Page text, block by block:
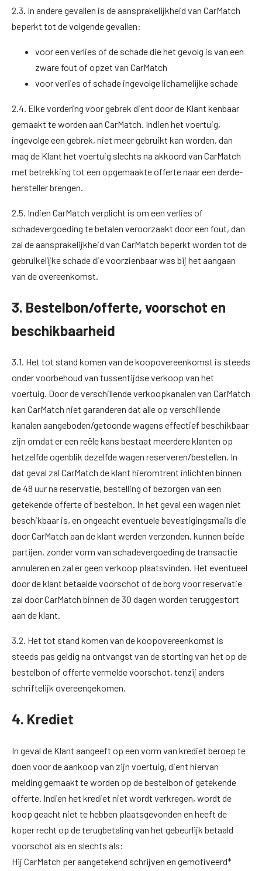
2.3. In andere gevallen is de aansprakelijkheid van CarMatch
beperkt tot de volgende gevallen:
voor een verlies of de schade die het gevolg is van een
zware fout of opzet van CarMatch
voor verlies of schade ingevolge lichamelijke schade
2.4. Elke vordering voor gebrek dient door de Klant kenbaar
gemaakt te worden aan CarMatch. Indien het voertuig,
ingevolge een gebrek, niet meer gebruikt kan worden, dan
mag de Klant het voertuig slechts na akkoord van CarMatch
met betrekking tot een opgemaakte offerte naar een derde-
hersteller brengen.
2.5. Indien CarMatch verplicht is om een verlies of
schadevergoeding te betalen veroorzaakt door een fout, dan
zal de aansprakelijkheid van CarMatch beperkt worden tot de
gebruikelijke schade die voorzienbaar was bij het aangaan
van de overeenkomst.
3. Bestelbon/offerte, voorschot en
beschikbaarheid
3.1. Het tot stand komen van de koopovereenkomst is steeds
onder voorbehoud van tussentijdse verkoop van het
voertuig. Door de verschillende verkoopkanalen van CarMatch
kan CarMatch niet garanderen dat alle op verschillende
kanalen aangeboden/getoonde wagens effectief beschikbaar
zijn omdat er een reële kans bestaat meerdere klanten op
hetzelfde ogenblik dezelfde wagen reserveren/bestellen. In
dat geval zal CarMatch de klant hieromtrent inlichten binnen
de 48 uur na reservatie, bestelling of bezorgen van een
getekende offerte of bestelbon. In het geval een wagen niet
beschikbaar is, en ongeacht eventuele bevestigingsmails die
door CarMatch aan de klant werden verzonden, kunnen beide
partijen, zonder vorm van schadevergoeding de transactie
annuleren en zal er geen verkoop plaatsvinden. Het eventueel
door de klant betaalde voorschot of de borg voor reservatie
zal door CarMatch binnen de 30 dagen worden teruggestort
aan de klant.
3.2. Het tot stand komen van de koopovereenkomst is
steeds pas geldig na ontvangst van de storting van het op de
bestelbon of offerte vermelde voorschot, tenzij anders
schriftelijk overeengekomen.
4. Krediet
In geval de Klant aangeeft op een vorm van krediet beroep te
doen voor de aankoop van zijn voertuig, dient hiervan
melding gemaakt te worden op de bestelbon of getekende
offerte. Indien het krediet niet wordt verkregen, wordt de
koop geacht niet te hebben plaatsgevonden en heeft de
koper recht op de terugbetaling van het gebeurlijk betaald
voorschot als en slechts als:
Hij CarMatch per aangetekend schrijven en gemotiveerd*